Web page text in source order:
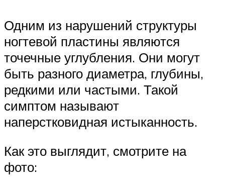
Одним из нарушений структуры
ногтевой пластины являются
точечные углубления. Они могут
быть разного диаметра, глубины,
редкими или частыми. Такой
симптом называют
наперстковидная истыканность.
Как это выглядит, смотрите на
фото: